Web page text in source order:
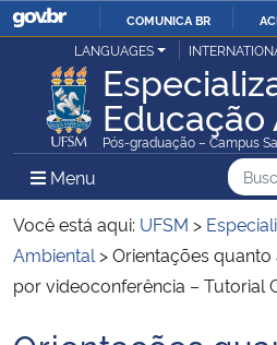
IR
PARA
O
COMUNICA BR
Ministério da Justiça e Segurança Pública
Ministério da Defesa
Ministério das Relações Exteriores
Ministério da Economia
Ministério da Infraestrutura
LANGUAGES
Pós-graduação – Campus
Menu Menu Principal do
Você está aqui: UFSM >
Ambiental >Orientações quanto
por videoconferência – Tutorial
Início do conteúdo